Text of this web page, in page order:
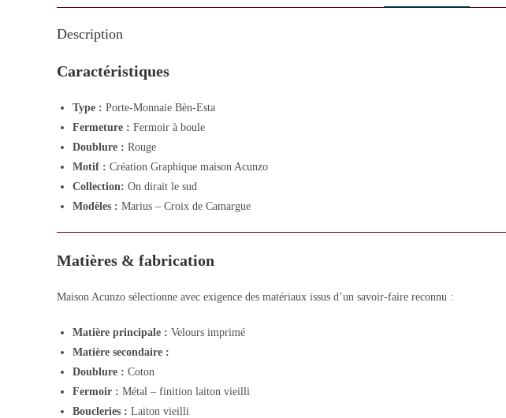
Description
Caractéristiques
Type : Porte-Monnaie Bèn-Esta
Fermeture : Fermoir à boule
Doublure : Rouge
Motif : Création Graphique maison Acunzo
Collection: On dirait le sud
Modèles : Marius – Croix de Camargue
Matières & fabrication
Maison Acunzo sélectionne avec exigence des matériaux issus d’un savoir-faire reconnu :
Matière principale : Velours imprimé
Matière secondaire :
Doublure : Coton
Fermoir : Métal – finition laiton vieilli
Boucleries : Laiton vieilli